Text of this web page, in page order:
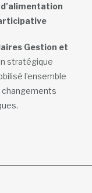
Gestion et
stratégique
l’ensemble
changements